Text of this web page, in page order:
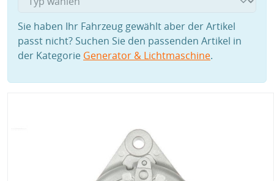
Sie haben Ihr Fahrzeug gewählt aber der Artikel
passt nicht? Suchen Sie den passenden Artikel in
der Kategorie Generator & Lichtmaschine.